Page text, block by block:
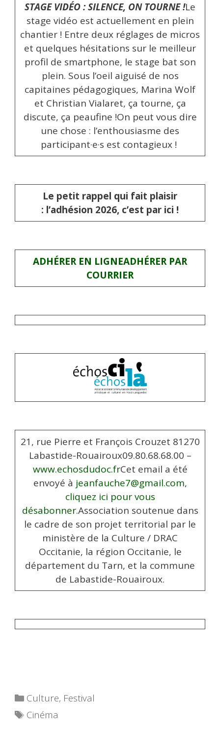
STAGE VIDÉO : SILENCE, ON TOURNE !Le
stage vidéo est actuellement en plein
chantier ! Entre deux réglages de micros
et quelques hésitations sur le meilleur
profil de smartphone, le stage bat son
plein. Sous l’oeil aiguisé de nos
capitaines pédagogiques, Marina Wolf
et Christian Vialaret, ça tourne, ça
discute, ça peaufine !On peut vous dire
une chose : l’enthousiasme des
participant·e·s est contagieux !
Le petit rappel qui fait plaisir
: l’adhésion 2026, c’est par ici !
ADHÉRER EN LIGNEADHÉRER PAR
COURRIER
21, rue Pierre et François Crouzet 81270
Labastide-Rouairoux09.80.68.68.00 –
www.echosdudoc.frCet email a été
envoyé à jeanfauche7@gmail.com,
cliquez ici pour vous
désabonner.Association soutenue dans
le cadre de son projet territorial par le
ministère de la Culture / DRAC
Occitanie, la région Occitanie, le
département du Tarn, et la commune
de Labastide-Rouairoux.
Catégories
Culture, Festival
Étiquettes
Cinéma